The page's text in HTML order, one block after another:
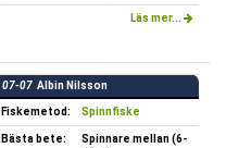
Läs mer...
07-07 Albin Nilsson
Fiskemetod: Spinnfiske
Bästa bete:
Spinnare mellan (6-